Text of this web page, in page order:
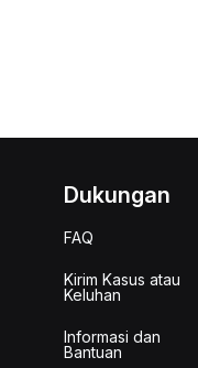
Dukungan
FAQ
Kirim Kasus atau
Keluhan
Informasi dan
Bantuan